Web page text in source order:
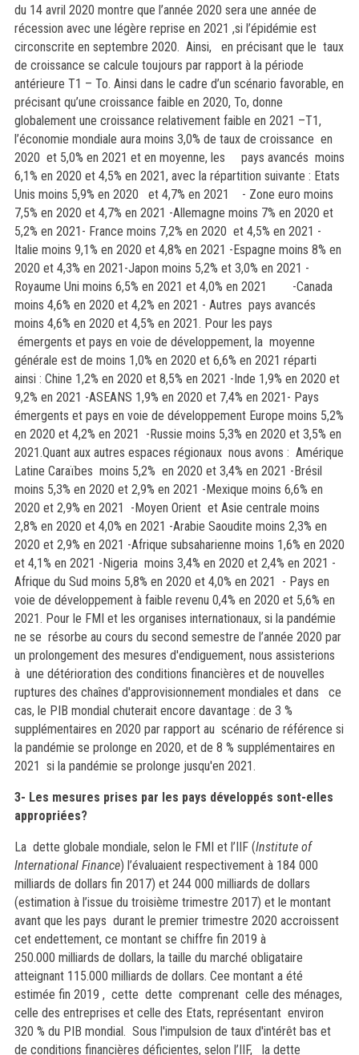
du 14 avril 2020 montre que l’année 2020 sera une année de
récession avec une légère reprise en 2021 ,si l’épidémie est
circonscrite en septembre 2020. Ainsi,
en précisant que le taux
de croissance se calcule toujours par rapport à la période
antérieure T1 – To. Ainsi dans le cadre d’un scénario favorable, en
précisant qu’une croissance faible en 2020, To, donne
globalement une croissance relativement faible en 2021 –T1,
l’économie mondiale aura moins 3,0% de taux de croissance en
2020 et 5,0% en 2021 et en moyenne, les pays avancés moins
6,1% en 2020 et 4,5% en 2021, avec la répartition suivante : Etats
Unis moins 5,9% en 2020 et 4,7% en 2021 - Zone euro moins
7,5% en 2020 et 4,7% en 2021 -Allemagne moins 7% en 2020 et
5,2% en 2021- France moins 7,2% en 2020 et 4,5% en 2021 -
Italie moins 9,1% en 2020 et 4,8% en 2021 -Espagne moins 8% en
2020 et 4,3% en 2021-Japon moins 5,2% et 3,0% en 2021 -
Royaume Uni moins 6,5% en 2021 et 4,0% en 2021 -Canada
moins 4,6% en 2020 et 4,2% en 2021 - Autres pays avancés
moins 4,6% en 2020 et 4,5% en 2021. Pour les pays
émergents et pays en voie de développement, la moyenne
générale est de moins 1,0% en 2020 et 6,6% en 2021 réparti
ainsi : Chine 1,2% en 2020 et 8,5% en 2021 -Inde 1,9% en 2020 et
9,2% en 2021 -ASEANS 1,9% en 2020 et 7,4% en 2021- Pays
émergents et pays en voie de développement Europe moins 5,2%
en 2020 et 4,2% en 2021 -Russie moins 5,3% en 2020 et 3,5% en
2021.Quant aux autres espaces régionaux nous avons : Amérique
Latine Caraïbes moins 5,2% en 2020 et 3,4% en 2021 -Brésil
moins 5,3% en 2020 et 2,9% en 2021 -Mexique moins 6,6% en
2020 et 2,9% en 2021 -Moyen Orient et Asie centrale moins
2,8% en 2020 et 4,0% en 2021 -Arabie Saoudite moins 2,3% en
2020 et 2,9% en 2021 -Afrique subsaharienne moins 1,6% en 2020
et 4,1% en 2021 -Nigeria moins 3,4% en 2020 et 2,4% en 2021 -
Afrique du Sud moins 5,8% en 2020 et 4,0% en 2021 - Pays en
voie de développement à faible revenu 0,4% en 2020 et 5,6% en
2021. Pour le FMI et les organises internationaux, si la pandémie
ne se résorbe au cours du second semestre de l’année 2020 par
un prolongement des mesures d'endiguement, nous assisterions
à une détérioration des conditions financières et de nouvelles
ruptures des chaînes d'approvisionnement mondiales et dans ce
cas, le PIB mondial chuterait encore davantage : de 3 %
supplémentaires en 2020 par rapport au scénario de référence si
la pandémie se prolonge en 2020, et de 8 % supplémentaires en
2021 si la pandémie se prolonge jusqu'en 2021.
3- Les mesures prises par les pays développés sont-elles
appropriées?
La dette globale mondiale, selon le FMI et l’IIF (Institute of
International Finance) l’évaluaient respectivement à 184 000
milliards de dollars fin 2017) et 244 000 milliards de dollars
(estimation à l’issue du troisième trimestre 2017) et le montant
avant que les pays durant le premier trimestre 2020 accroissent
cet endettement, ce montant se chiffre fin 2019 à
250.000 milliards de dollars, la taille du marché obligataire
atteignant 115.000 milliards de dollars. Cee montant a été
estimée fin 2019 , cette dette comprenant celle des ménages,
celle des entreprises et celle des Etats, représentant environ
320 % du PIB mondial. Sous l'impulsion de taux d'intérêt bas et
de conditions financières déficientes, selon l’IIF, la dette